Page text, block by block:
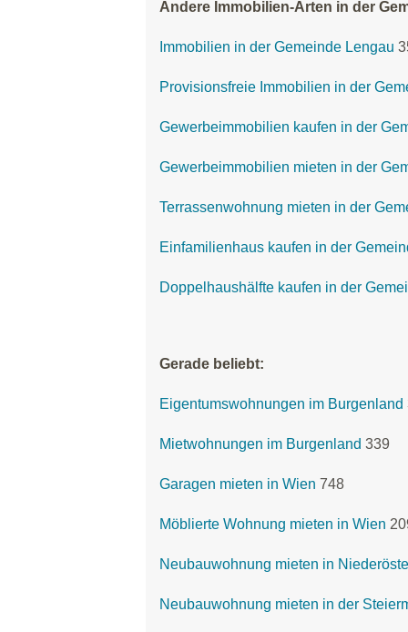
Andere Immobilien-Arten in der
Immobilien in der Gemeinde Lengau
Provisionsfreie Immobilien in der
Gewerbeimmobilien kaufen in der
Gewerbeimmobilien mieten in der
Terrassenwohnung mieten in der
Einfamilienhaus kaufen in der
Doppelhaushälfte kaufen in der
Gerade beliebt:
Eigentumswohnungen im Burgenland
Mietwohnungen im Burgenland 339
Garagen mieten in Wien 748
Möblierte Wohnung mieten in Wien
Neubauwohnung mieten in
Neubauwohnung mieten in der